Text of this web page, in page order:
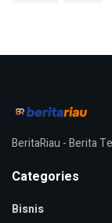
BeritaRiau - Berita
Categories
Bisnis